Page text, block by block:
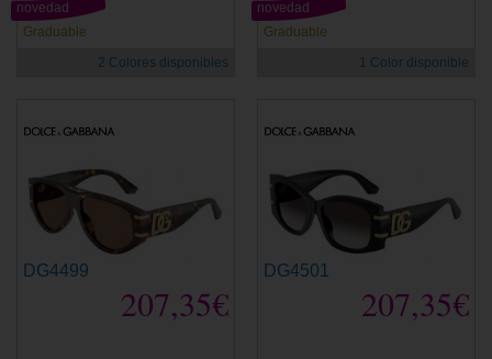
Graduable
novedad
2 Colores disponibles
Graduable
novedad
1 Color disponible
DG4499
207,35€
DG4501
207,35€